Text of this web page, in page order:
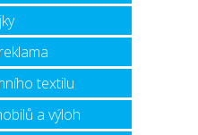
textilu
a výloh